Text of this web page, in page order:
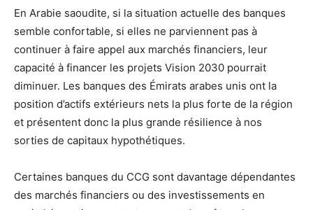
En Arabie saoudite, si la situation actuelle des banques
semble confortable, si elles ne parviennent pas à
continuer à faire appel aux marchés financiers, leur
capacité à financer les projets Vision 2030 pourrait
diminuer. Les banques des Émirats arabes unis ont la
position d’actifs extérieurs nets la plus forte de la région
et présentent donc la plus grande résilience à nos
sorties de capitaux hypothétiques.
Certaines banques du CCG sont davantage dépendantes
des marchés financiers ou des investissements en